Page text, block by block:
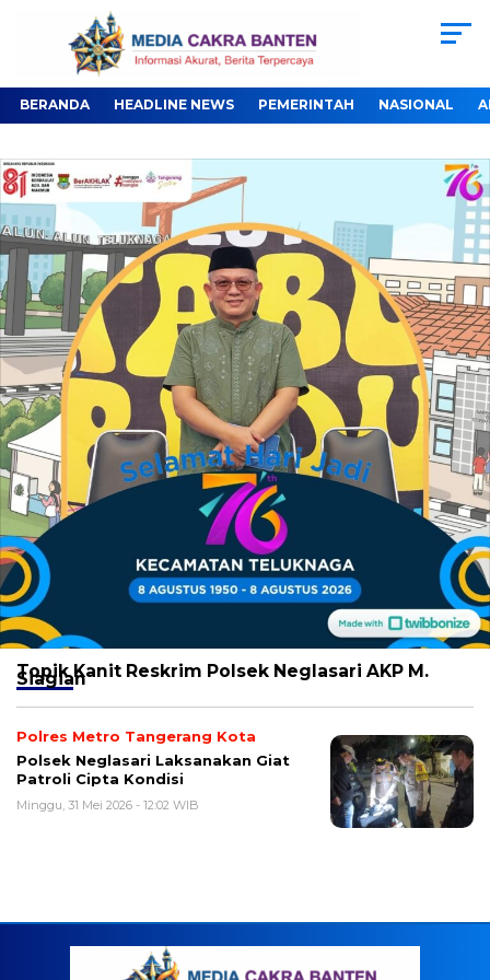
BERANDA HEADLINE NEWS PEMERINTAH NASIONAL
TopikKanit Reskrim Polsek Neglasari AKP M.
Siagian
Polres Metro Tangerang Kota
Polsek Neglasari Laksanakan Giat
Patroli Cipta Kondisi
Minggu, 31 Mei 2026 - 12:02 WIB